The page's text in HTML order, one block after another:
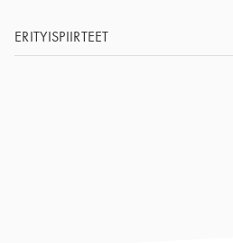
ERITYISPIIRTEET